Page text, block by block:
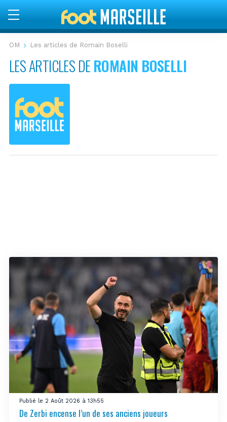
OM Les articles de Romain Boselli
LES ARTICLES DEROMAIN BOSELLI
Publié le 2 Août 2026 à 13h55
De Zerbi encense l’un de ses anciens joueurs